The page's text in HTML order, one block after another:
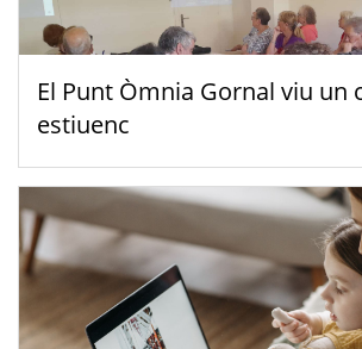
El Punt Òmnia Gornal viu un
estiuenc